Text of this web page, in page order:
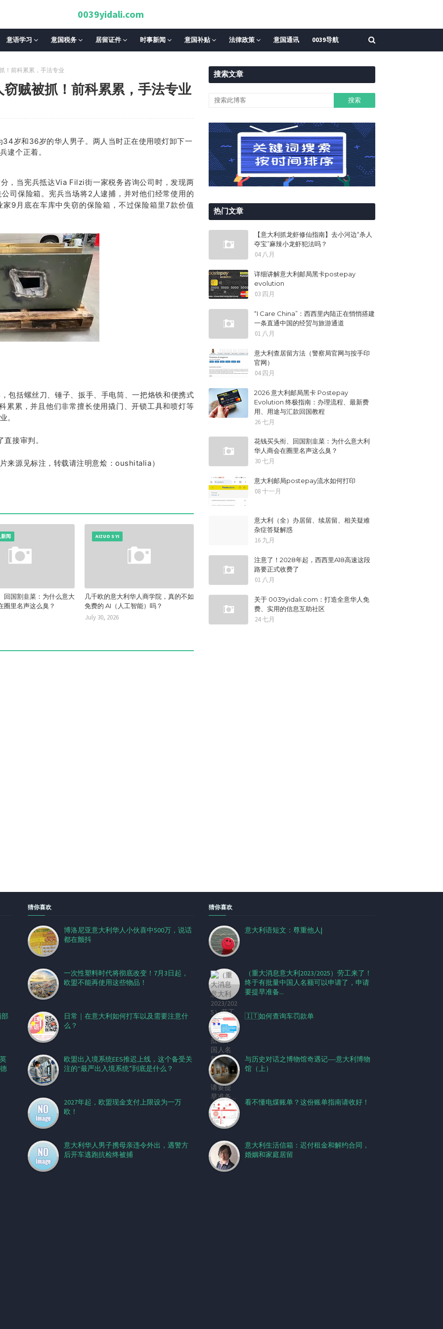
0039yidali.com
意语学习 意国税务 居留证件 时事新闻 意国补贴 法律政策 意国通讯 0039导航
！前科累累，手法专业
贼被抓！前科累累，手法专业
岁和36岁的华人男子。 两人当时正在使用喷灯卸下一
逮个正着。
，当宪兵抵达Via Filzi街一家税务咨询公司时，发现两
司保险箱。宪兵当场将2人逮捕，并对他们经常使用的
9月底在车库中失窃的保险箱，不过保险箱里7款价值
包括螺丝刀、锤子、扳手、手电筒、一把烙铁和便携式
累累，并且他们非常擅长使用撬门、开锁工具和喷灯等
。
接审判。
来源见标注 ，转载请注明意烩：oushitalia）
闻
回国割韭菜：为什么意大
圈里名声这么臭？
AIZUO S YI
几千欧的意大利华人商学院，真的不如
免费的 AI（人工智能）吗？
July 30, 2026
搜索文章
热门文章
【意大利抓龙虾修仙指南】去小河边“杀人
夺宝”麻辣小龙虾犯法吗？
04 八月
详细讲解意大利邮局黑卡postepay
evolution
03 四月
“I Care China”：西西里内陆正在悄悄搭建
一条直通中国的经贸与旅游通道
01 八月
意大利查居留方法（警察局官网与按手印
官网）
04 四月
2026 意大利邮局黑卡 Postepay
Evolution 终极指南：办理流程、最新费
用、用途与汇款回国教程
26 七月
花钱买头衔、回国割韭菜：为什么意大利
华人商会在圈里名声这么臭？
30 七月
意大利邮局postepay流水如何打印
08 十一月
意大利（全）办居留、续居留、相关疑难
杂症答疑解惑
16 九月
注意了！2028年起，西西里A18高速这段
路要正式收费了
01 八月
关于 0039yidali.com：打造全意华人免
费、实用的信息互助社区
24 七月
猜你喜欢
博洛尼亚意大利华人小伙喜中500万，说话
都在颤抖
一次性塑料时代将彻底改变！7月3日起，
欧盟不能再使用这些物品！
日常｜在意大利如何打车以及需要注意什
么？
欧盟出入境系统EES推迟上线，这个备受关
注的“最严出入境系统”到底是什么？
2027年起，欧盟现金支付上限设为一万
欧！
意大利华人男子携母亲违令外出，遇警方
后开车逃跑抗检终被捕
猜你喜欢
意大利语短文：尊重他人|
（重大消息意大利2023/2025）劳工来了！
终于有批量中国人名额可以申请了，申请
要提早准备...
🇮🇹如何查询车罚款单
与历史对话之博物馆奇遇记----意大利博物
馆（上）
看不懂电煤账单？这份账单指南请收好！
意大利生活信箱：迟付租金和解约合同，
婚姻和家庭居留